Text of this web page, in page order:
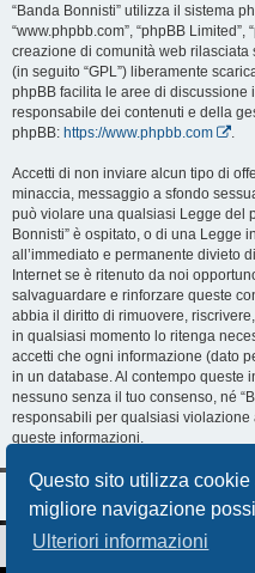
Questo sito utilizza
migliore navigazione
Ulteriori informazioni
“Banda Bonnisti” utilizza il sistema
“www.phpbb.com”, “phpBB
creazione di comunità web rilasciata
(in seguito “GPL”) liberamente
phpBB facilita le aree di discussione
responsabile dei contenuti e della
phpBB: https://www.phpbb.com .
Accetti di non inviare alcun tipo di
minaccia, messaggio a sfondo
può violare una qualsiasi Legge del
Bonnisti” è ospitato, o di una Legge
all’immediato e permanente divieto
Internet se è ritenuto da noi
salvaguardare e rinforzare queste
abbia il diritto di rimuovere,
in qualsiasi momento lo ritenga
accetti che ogni informazione (dato
in un database. Al contempo queste
nessuno senza il tuo consenso, né
responsabili per qualsiasi violazione
queste informazioni.
Sito Web Forum